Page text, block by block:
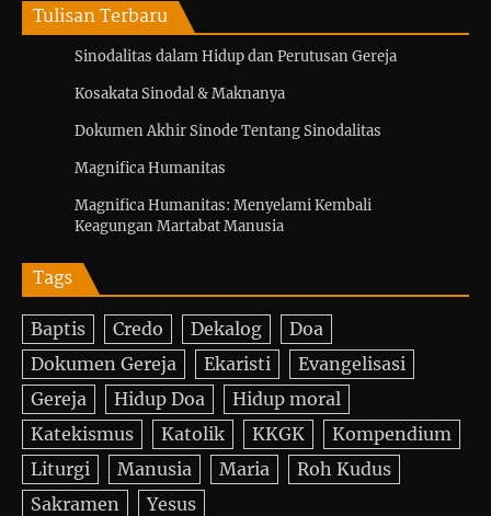
Tulisan Terbaru
Sinodalitas dalam Hidup dan Perutusan Gereja
Kosakata Sinodal & Maknanya
Dokumen Akhir Sinode Tentang Sinodalitas
Magnifica Humanitas
Magnifica Humanitas: Menyelami Kembali
Keagungan Martabat Manusia
Tags
Baptis Credo Dekalog
Doa
Dokumen Gereja
Ekaristi
Evangelisasi
Gereja
Hidup Doa
Hidup moral
Katekismus
Katolik KKGK
Kompendium
Liturgi
Manusia Maria
Roh Kudus
Sakramen
Yesus